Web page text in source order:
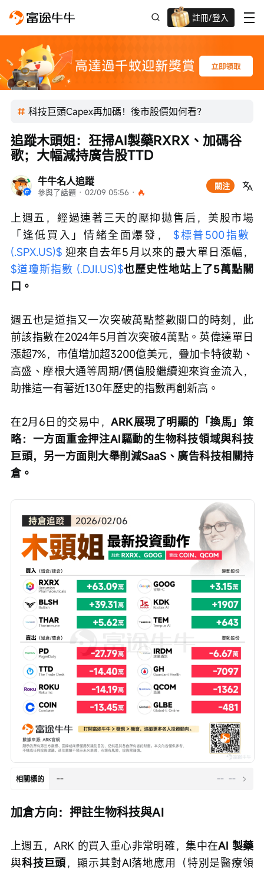
註冊/登入
迎新驚喜賞 股票/BTC等任你揀!
科技巨頭Capex再加碼！後市股價如何看？
牛牛名人追蹤
參與了話題 · 02/09 05:56 ·
關注
追蹤木頭姐：狂掃AI製藥RXRX、加碼谷
歌；大幅減持廣告股TTD
上週五，經過連著三天的壓抑拋售后，美股市場
「逢低買入」情緒全面爆發， $標普500指數
(.SPX.US)$ 迎來自去年5月以來的最大單日漲幅，
$道瓊斯指數 (.DJI.US)$也歷史性地站上了5萬點關
口。
週五也是道指又一次突破萬點整數關口的時刻，此
前該指數在2024年5月首次突破4萬點。英偉達單日
漲超7%，市值增加超3200億美元，疊加卡特彼勒、
高盛、摩根大通等周期/價值股繼續迎來資金流入，
助推這一有著近130年歷史的指數再創新高。
在2月6日的交易中，ARK展現了明顯的「換馬」策
略：一方面重金押注AI驅動的生物科技領域與科技
巨頭，另一方面則大舉削減SaaS、廣告科技相關持
倉。
相關標的 -- -- --
加倉方向：押註生物科技與AI
上週五，ARK 的買入重心非常明確，集中在AI 製藥
與科技巨頭，顯示其對AI落地應用（特別是醫療領